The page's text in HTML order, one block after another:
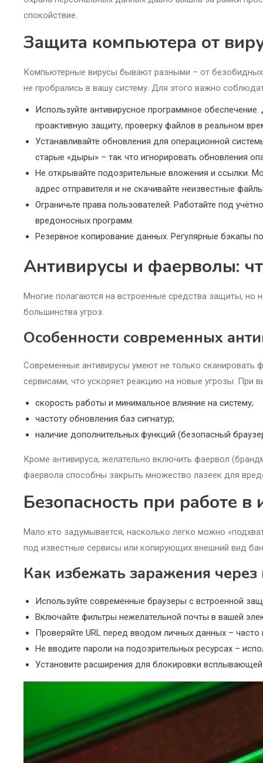
спокойствие.
Защита компьютера от
Компьютерные вирусы бывают разными – от безобидных
не пробрались в вашу систему. Для этого важно
Используйте антивирусное программное
проактивную защиту, проверку файлов в реальном
Устанавливайте обновления для операционной
старые «дыры» – так что игнорировать обновления
Не открывайте подозрительные вложения и ссылки.
адрес отправителя и не скачивайте неизвестные
Ограничьте права пользователей. Работайте под
вредоносных программ.
Резервное копирование данных. Регулярные бэкапы
Антивирусы и фаерволы:
Многие полагаются на встроенные средства защиты, но
большинства угроз.
Особенности современных
Современные антивирусы умеют не только сканировать
сервисами, что ускоряет реакцию на новые угрозы. При
скорость работы и минимальное влияние на систему;
частоту обновления баз сигнатур;
наличие дополнительных функций (безопасный
Кроме антивируса, желательно включить фаервол
фаервола способны закрыть множество лазеек для
Безопасность при работе
Мало кто задумывается, насколько легко можно
под известные сервисы или копирующих внешний вид
Как избежать заражения через
Используйте современные браузеры с встроенной
Включайте фильтры нежелательной почты в вашей
Проверяйте URL перед вводом личных данных –
Не вводите пароли на подозрительных ресурсах –
Установите расширения для блокировки